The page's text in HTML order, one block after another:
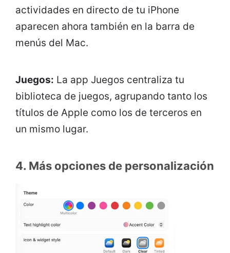
actividades en directo de tu iPhone
aparecen ahora también en la barra de
menús del Mac.
Juegos: La app Juegos centraliza tu
biblioteca de juegos, agrupando tanto los
títulos de Apple como los de terceros en
un mismo lugar.
4. Más opciones de personalización